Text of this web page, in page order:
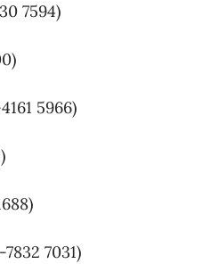
7594)
5966)
7031)